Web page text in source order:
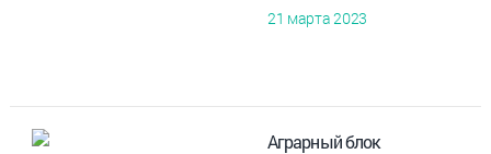
21 марта 2023
Аграрный блок